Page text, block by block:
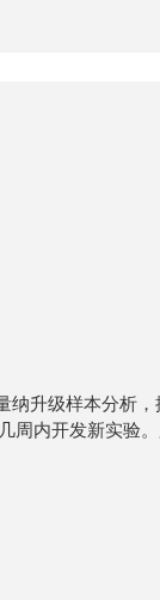
升级样本分
内开发新实验